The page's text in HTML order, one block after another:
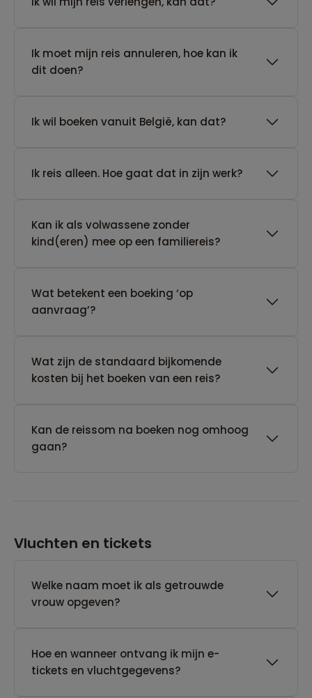
Ik moet mijn reis annuleren, hoe kan ik
dit doen?
Ik wil boeken vanuit België, kan dat?
​Ik reis alleen. Hoe gaat dat in zijn werk?
Kan ik als volwassene zonder
kind(eren) mee op een familiereis?
Wat betekent een boeking ‘op
aanvraag’?
Wat zijn de standaard bijkomende
kosten bij het boeken van een reis?
Kan de reissom na boeken nog omhoog
gaan?
Vluchten en tickets
Welke naam moet ik als getrouwde
vrouw opgeven?
Hoe en wanneer ontvang ik mijn e-
tickets en vluchtgegevens?